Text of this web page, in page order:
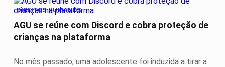
DIREITOS HUMANOS
AGU se reúne com Discord e cobra proteção de
crianças na plataforma
No mês passado, uma adolescente foi induzida a tirar a